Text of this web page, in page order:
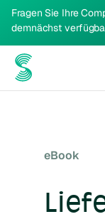
Fragen Sie Ihre
demnächst
eBook